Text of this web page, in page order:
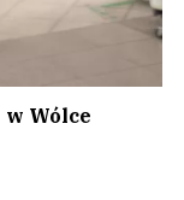
Wólce